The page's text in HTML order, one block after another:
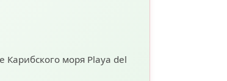
Карибского моря Playa del